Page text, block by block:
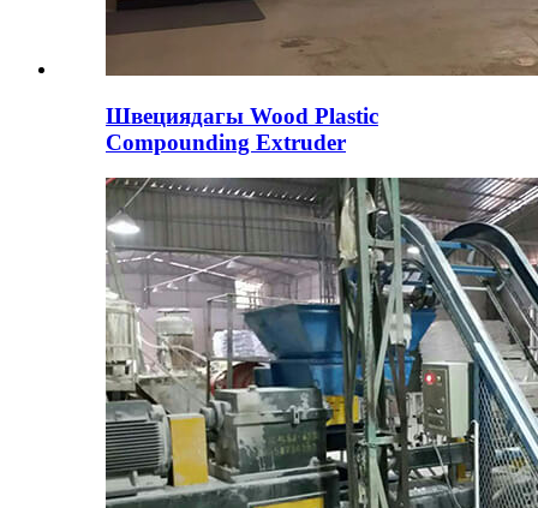
Швециядагы Wood Plastic
Compounding Extruder